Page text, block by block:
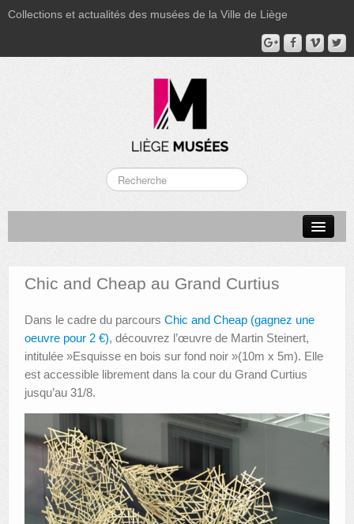
Collections et actualités des musées de la Ville de Liège
MUSÉE GRÉTRY
MUSÉE DU LUMINAIRE
FONDS PATRIMONIAUX
ANIMATIONS DES MUSÉES
PUBLICATIONS
LES APPELS À PROJETS
LE PORTAIL DES COLLECTIONS
Chic and Cheap au Grand Curtius
Dans le cadre du parcours Chic and Cheap (gagnez une
oeuvre pour 2 €), découvrez l’œuvre de Martin Steinert,
intitulée »Esquisse en bois sur fond noir »(10m x 5m). Elle
est accessible librement dans la cour du Grand Curtius
jusqu’au 31/8.